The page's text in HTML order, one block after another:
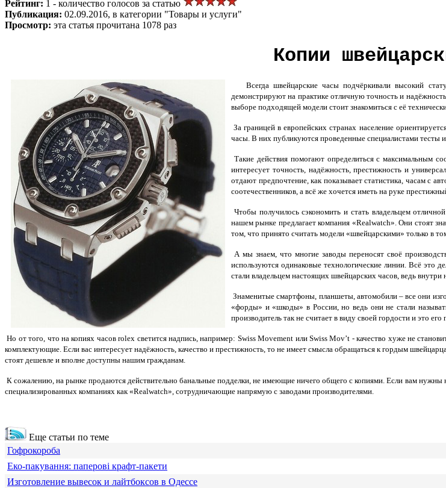
Рейтинг: 1 - количество голосов за статью
Публикация: 02.09.2016, в категории "Товары и услуги"
Просмотр: эта статья прочитана 1078 раз
Копии
Всегда швейцарские часы подчёркивали высокий
демонстрируют на практике отличную точность и
выборе подходящей модели стоит знакомиться с её
За границей в европейских странах население
часы. В них публикуются проведенные специалистами тесты
Такие действия помогают определиться с максимальным
интересует точность, надёжность, престижность и
отдают предпочтение, как показывает статистика, часам с
соотечественников, а всё же хочется иметь на руке
Чтобы получилось сэкономить и стать владельцем
нашем рынке предлагает компания «Realwatch». Они стоят
том, что принято считать модели «швейцарскими» только в
А мы знаем, что многие заводы переносят своё
используются одинаковые технологические линии. Всё это
стали владельцем настоящих швейцарских часов, ведь
Знаменитые смартфоны, планшеты, автомобили – все они
«форды» и «шкоды» в России, но ведь они не стали
производитель так не считает в виду своей гордости и это
Но от того, что на копиях часов rolex светится надпись, например: Swiss Movement или Swiss Mov’t - качество хуже не
комплектующие. Если вас интересует надёжность, качество и престижность, то не имеет смысла обращаться к гордым
стоят дешевле и вполне доступны нашим гражданам.
К сожалению, на рынке продаются действительно банальные подделки, не имеющие ничего общего с копиями. Если вам
специализированных компаниях как «Realwatch», сотрудничающие напрямую с заводами производителями.
Еще статьи по теме
Гофрокороба
Еко-пакування: паперові крафт-пакети
Изготовление вывесок и лайтбоксов в Одессе